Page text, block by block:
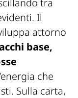
tra
Il
attorno
base,
che
Sulla carta,